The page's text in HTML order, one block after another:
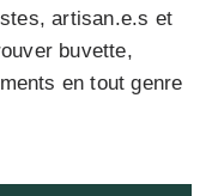
artisan.e.s et
buvette,
en tout genre